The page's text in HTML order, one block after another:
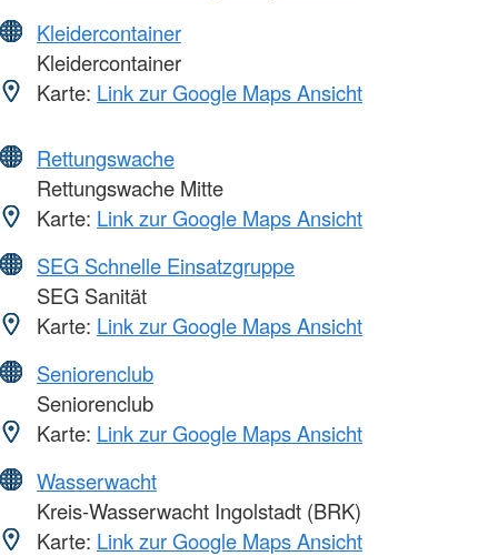
Kleidercontainer
Kleidercontainer
Karte: Link zur Google Maps Ansicht
Rettungswache
Rettungswache Mitte
Karte: Link zur Google Maps Ansicht
SEG Schnelle Einsatzgruppe
SEG Sanität
Karte: Link zur Google Maps Ansicht
Seniorenclub
Seniorenclub
Karte: Link zur Google Maps Ansicht
Wasserwacht
Kreis-Wasserwacht Ingolstadt (BRK)
Karte: Link zur Google Maps Ansicht